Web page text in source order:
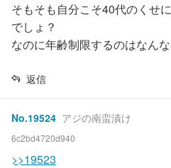
そもそも自分こそ40代のくせ
でしょ？
なのに年齢制限するのはなん
返信
No.19524 アジの南蛮漬け
6c2bd4720d940
>>19523